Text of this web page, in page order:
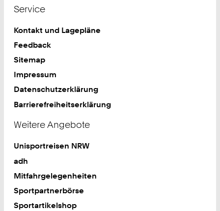
Service
Kontakt und Lagepläne
Feedback
Sitemap
Impressum
Datenschutzerklärung
Barrierefreiheitserklärung
Weitere Angebote
Unisportreisen NRW
adh
Mitfahrgelegenheiten
Sportpartnerbörse
Sportartikelshop